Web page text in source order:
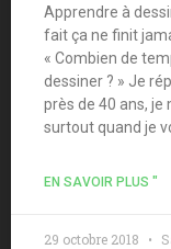
Apprendre à
fait ça ne finit
« Combien de
dessiner ? » Je
près de 40 ans,
surtout quand je
EN SAVOIR PLUS "
29 octobre 2018